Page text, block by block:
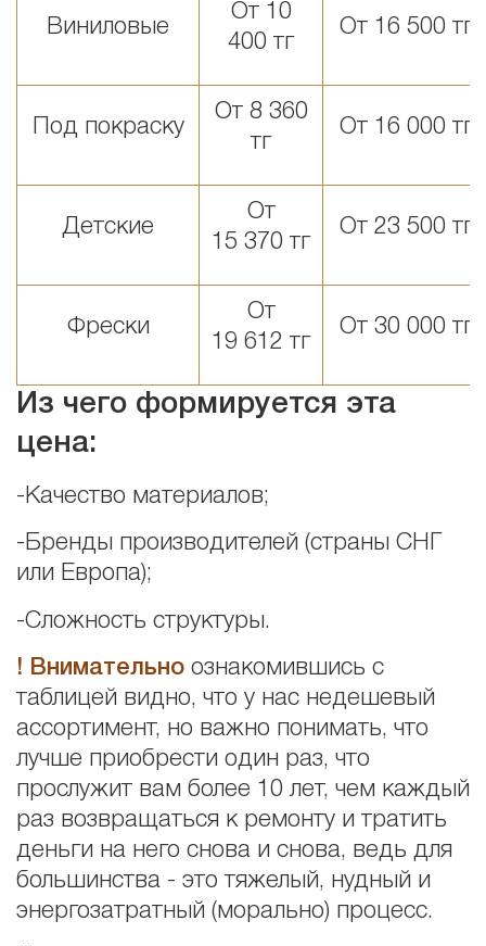
Виниловые
От 10
400 тг
От 16 500 тг
Под покраску
От 8 360
тг
От 16 000 тг
Детские
От
15 370 тг
От 23 500 тг
Фрески
От
19 612 тг
От 30 000 тг
Из чего формируется эта
цена:
-Качество материалов;
-Бренды производителей (страны СНГ
или Европа);
-Сложность структуры.
! Внимательно ознакомившись с
таблицей видно, что у нас недешевый
ассортимент, но важно понимать, что
лучше приобрести один раз, что
прослужит вам более 10 лет, чем каждый
раз возвращаться к ремонту и тратить
деньги на него снова и снова, ведь для
большинства - это тяжелый, нудный и
энергозатратный (морально) процесс.